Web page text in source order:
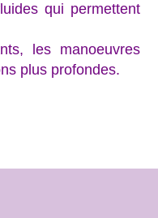
qui permettent
les manoeuvres
plus profondes.